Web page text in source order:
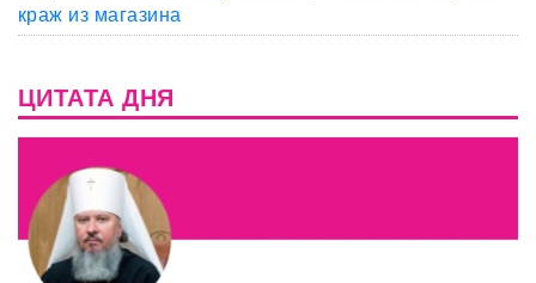
краж из магазина
ЦИТАТА ДНЯ